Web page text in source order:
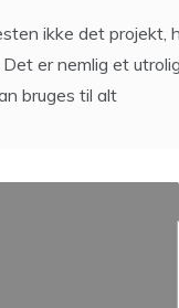
ikke det projekt,
er nemlig et
bruges til alt